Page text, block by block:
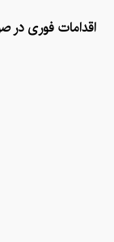
اقدامات فوری در